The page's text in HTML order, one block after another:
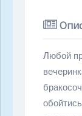
Любой